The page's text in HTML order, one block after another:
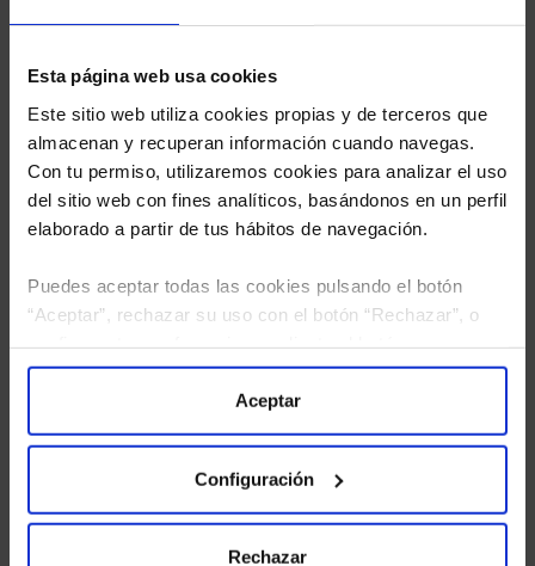
Esta página web usa cookies
Este sitio web utiliza cookies propias y de terceros que
almacenan y recuperan información cuando navegas.
Con tu permiso, utilizaremos cookies para analizar el uso
del sitio web con fines analíticos, basándonos en un perfil
elaborado a partir de tus hábitos de navegación.
Puedes aceptar todas las cookies pulsando el botón
“Aceptar”, rechazar su uso con el botón “Rechazar”, o
“Configuración”. Consulta nuestraPolítica
para más información.
Aceptar
Configuración
Rechazar
He leídola política de privacidady consiento el
tratamiento de mis datos personales.